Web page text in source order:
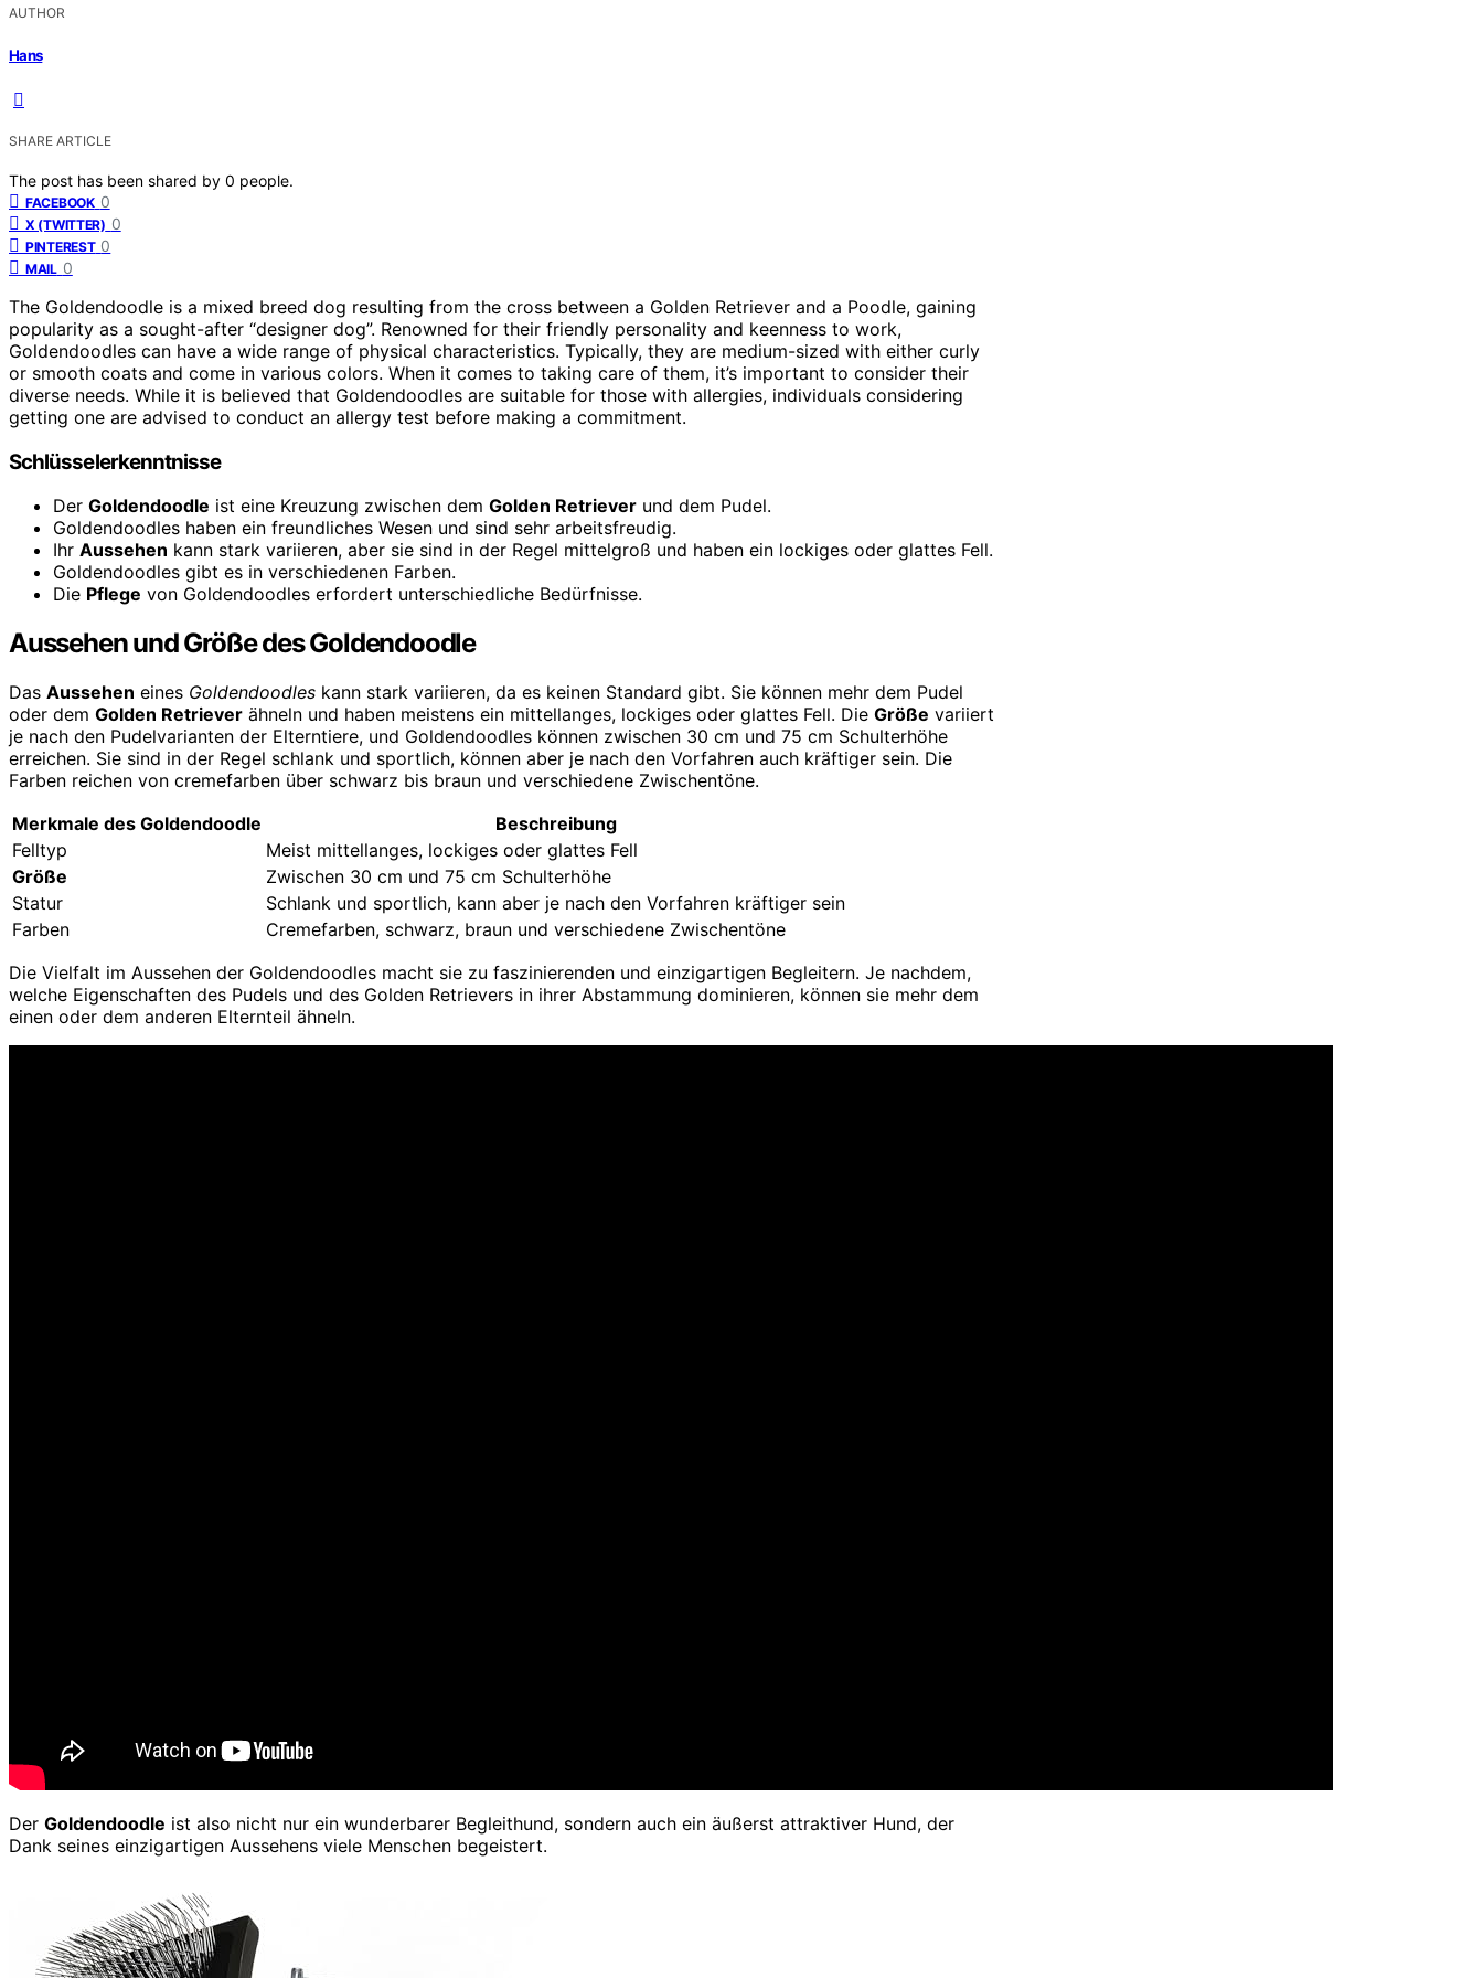
AUTHOR
Hans
SHARE ARTICLE
The post has been shared by 0 people.
FACEBOOK 0
X (TWITTER) 0
PINTEREST 0
MAIL 0
The Goldendoodle is a mixed breed dog resulting from the cross between a Golden Retriever and a Poodle, gaining
popularity as a sought-after “designer dog”. Renowned for their friendly personality and keenness to work,
Goldendoodles can have a wide range of physical characteristics. Typically, they are medium-sized with either curly
or smooth coats and come in various colors. When it comes to taking care of them, it’s important to consider their
diverse needs. While it is believed that Goldendoodles are suitable for those with allergies, individuals considering
getting one are advised to conduct an allergy test before making a commitment.
Schlüsselerkenntnisse
Der Goldendoodle ist eine Kreuzung zwischen dem Golden Retriever und dem Pudel.
Goldendoodles haben ein freundliches Wesen und sind sehr arbeitsfreudig.
Ihr Aussehen kann stark variieren, aber sie sind in der Regel mittelgroß und haben ein lockiges oder glattes Fell.
Goldendoodles gibt es in verschiedenen Farben.
Die Pflege von Goldendoodles erfordert unterschiedliche Bedürfnisse.
Aussehen und Größe des Goldendoodle
Das Aussehen eines Goldendoodles kann stark variieren, da es keinen Standard gibt. Sie können mehr dem Pudel
oder dem Golden Retriever ähneln und haben meistens ein mittellanges, lockiges oder glattes Fell. Die Größe variiert
je nach den Pudelvarianten der Elterntiere, und Goldendoodles können zwischen 30 cm und 75 cm Schulterhöhe
erreichen. Sie sind in der Regel schlank und sportlich, können aber je nach den Vorfahren auch kräftiger sein. Die
Farben reichen von cremefarben über schwarz bis braun und verschiedene Zwischentöne.
Merkmale des Goldendoodle
Beschreibung
Felltyp
Meist mittellanges, lockiges oder glattes Fell
Größe
Zwischen 30 cm und 75 cm Schulterhöhe
Statur
Schlank und sportlich, kann aber je nach den Vorfahren kräftiger sein
Farben
Cremefarben, schwarz, braun und verschiedene Zwischentöne
Die Vielfalt im Aussehen der Goldendoodles macht sie zu faszinierenden und einzigartigen Begleitern. Je nachdem,
welche Eigenschaften des Pudels und des Golden Retrievers in ihrer Abstammung dominieren, können sie mehr dem
einen oder dem anderen Elternteil ähneln.
Der Goldendoodle ist also nicht nur ein wunderbarer Begleithund, sondern auch ein äußerst attraktiver Hund, der
Dank seines einzigartigen Aussehens viele Menschen begeistert.